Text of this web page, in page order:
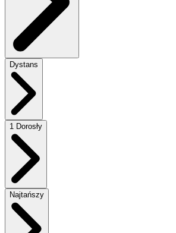
Dystans
1 Dorosły
Najtańszy